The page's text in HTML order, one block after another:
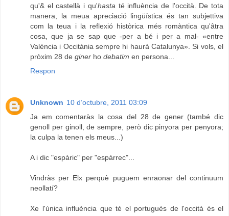
qu'& el castellà i qu'hasta té influència de l'occità. De tota
manera, la meua apreciació lingüística és tan subjettiva
com la teua i la reflexió històrica més romàntica qu'âtra
cosa, que ja se sap que -per a bé i per a mal- «entre
València i Occitània sempre hi haurà Catalunya». Si vols, el
pròxim 28 de giner ho debatim en persona...
Respon
Unknown 10 d’octubre, 2011 03:09
Ja em comentaràs la cosa del 28 de gener (també dic
genoll per ginoll, de sempre, però dic pinyora per penyora;
la culpa la tenen els meus...)
A i dic "espàric" per "espàrrec"...
Vindràs per Elx perquè puguem enraonar del continuum
neollatí?
Xe l'única influència que té el portuguès de l'occità és el